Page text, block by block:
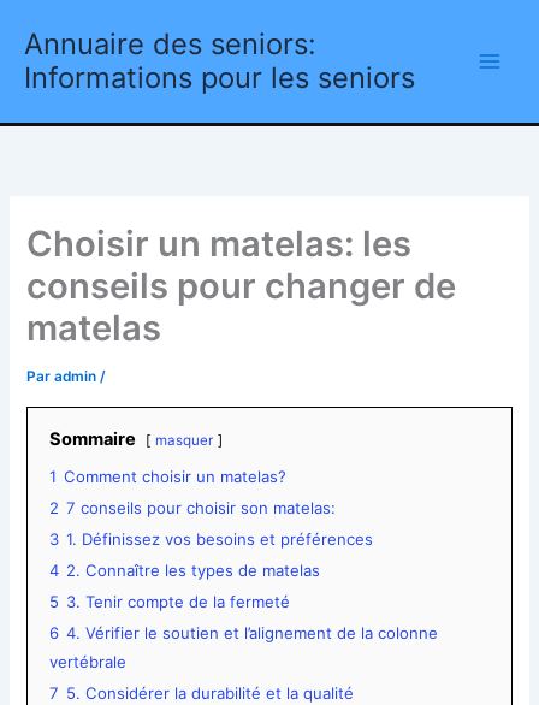
contenu
Annuaire des seniors:
Informations pour les seniors
Choisir un matelas: les
conseils pour changer de
matelas
Paradmin/
Sommaire masquer
1 Comment choisir un matelas?
2 7 conseils pour choisir son matelas:
3 1. Définissez vos besoins et préférences
4 2. Connaître les types de matelas
5 3. Tenir compte de la fermeté
6 4. Vérifier le soutien et l’alignement de la colonne
vertébrale
7 5. Considérer la durabilité et la qualité